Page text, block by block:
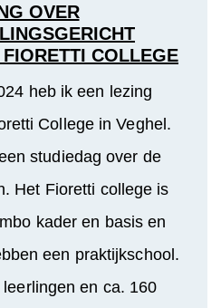
OVER
COLLEGE
heb ik een lezing
College in Veghel.
studiedag over de
Het Fioretti college is
kader en basis en
een praktijkschool.
leerlingen en ca. 160